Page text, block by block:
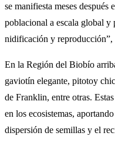
se manifiesta meses después
poblacional a escala global y
nidificación y reproducción”,
En la Región del Biobío
gaviotín elegante, pitotoy
de Franklin, entre otras.
en los ecosistemas,
dispersión de semillas y el